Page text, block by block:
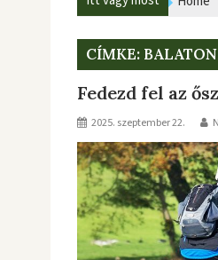
CÍMKE:
Fedezd fel az
2025. szeptember 22.